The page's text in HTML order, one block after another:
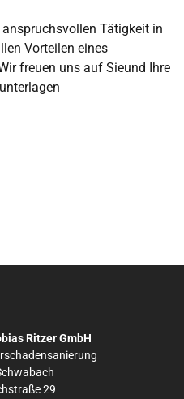
Tätigkeit in
Vorteilen eines
freuen uns auf Sieund Ihre
Ritzer GmbH
29